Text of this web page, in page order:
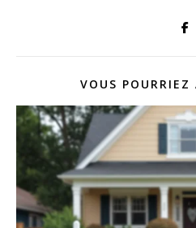
VOUS POURRIEZ